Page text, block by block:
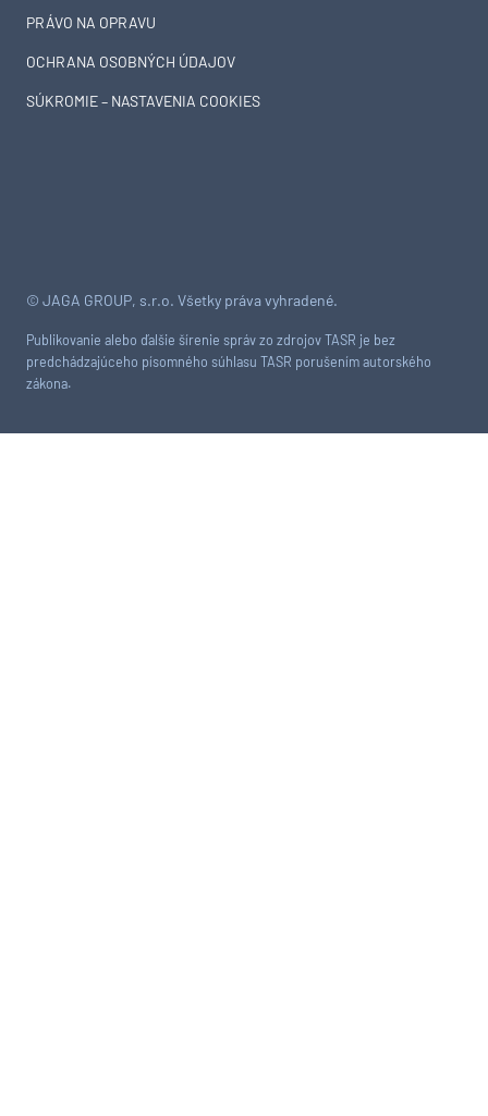
© JAGA GROUP, s.r.o. Všetky práva vyhradené.
Publikovanie alebo ďalšie šírenie správ zo zdrojov TASR je bez
predchádzajúceho písomného súhlasu TASR porušením autorského
zákona.
PRÁVO NA OPRAVU
OCHRANA OSOBNÝCH ÚDAJOV
SÚKROMIE – NASTAVENIA COOKIES